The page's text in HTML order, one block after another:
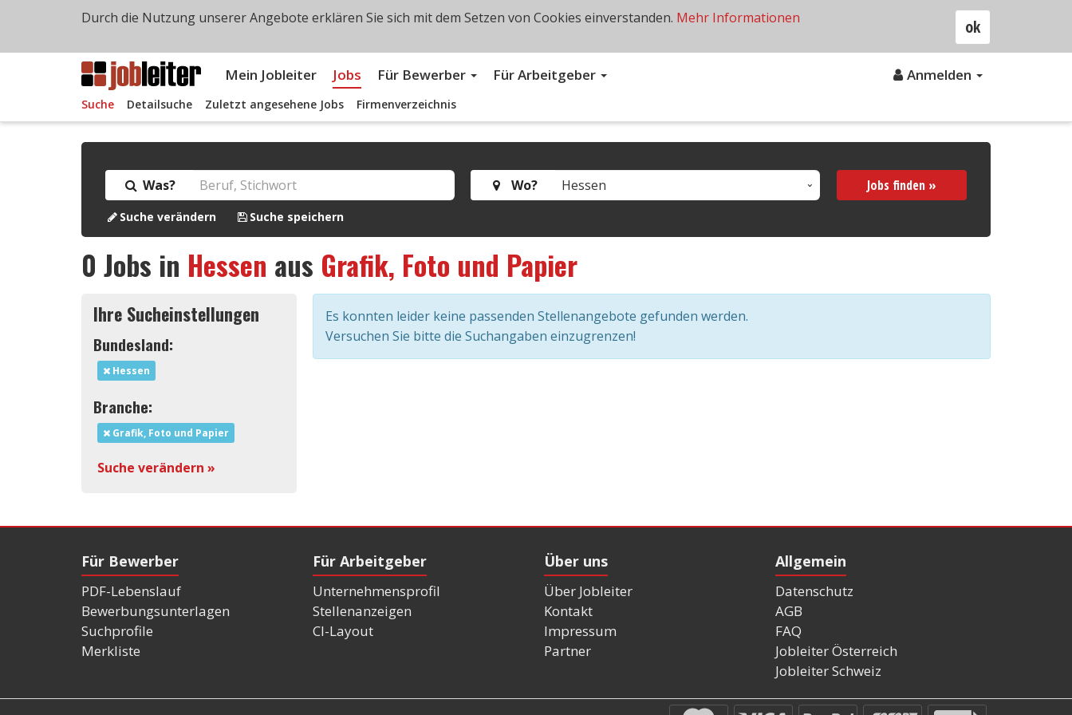
Mein Jobleiter Jobs Für Bewerber Für Arbeitgeber Anmelden
Suche Detailsuche Zuletzt angesehene Jobs Firmenverzeichnis
Was? Wo? Jobs finden »
Suche verändern Suche speichern
0 Jobs in Hessen aus Grafik, Foto und Papier
Ihre Sucheinstellungen
Bundesland:
Hessen
Branche:
Grafik, Foto und Papier
Suche verändern »
Es konnten leider keine passenden Stellenangebote gefunden werden.
Versuchen Sie bitte die Suchangaben einzugrenzen!
Für Bewerber
PDF-Lebenslauf
Bewerbungsunterlagen
Suchprofile
Merkliste
Für Arbeitgeber
Unternehmensprofil
Stellenanzeigen
CI-Layout
Über uns
Über Jobleiter
Kontakt
Impressum
Partner
Allgemein
Datenschutz
AGB
FAQ
Jobleiter Österreich
Jobleiter Schweiz
ok
Durch die Nutzung unserer Angebote erklären Sie sich mit dem Setzen von Cookies einverstanden. Mehr Informationen